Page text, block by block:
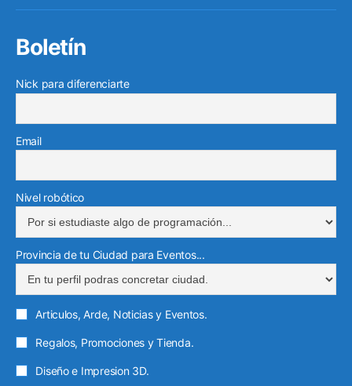
Boletín
Nick para diferenciarte
Email
Nivel robótico
Provincia de tu Ciudad para Eventos...
Articulos, Arde, Noticias y Eventos.
Regalos, Promociones y Tienda.
Diseño e Impresion 3D.